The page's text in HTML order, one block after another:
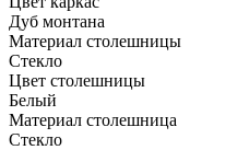
Дуб монтана
Материал столешницы
Стекло
Цвет столешницы
Белый
Материал столешница
Стекло